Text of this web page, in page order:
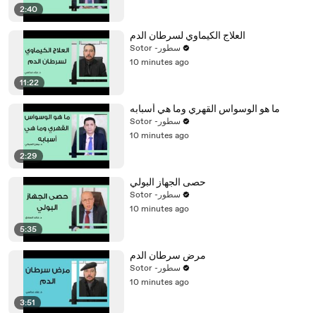
2:40
11:22
العلاج الكيماوي لسرطان الدم
Sotor -سطور
10 minutes ago
2:29
ما هو الوسواس القهري وما هي أسبابه
Sotor -سطور
10 minutes ago
5:35
حصى الجهاز البولي
Sotor -سطور
10 minutes ago
3:51
مرض سرطان الدم
Sotor -سطور
10 minutes ago